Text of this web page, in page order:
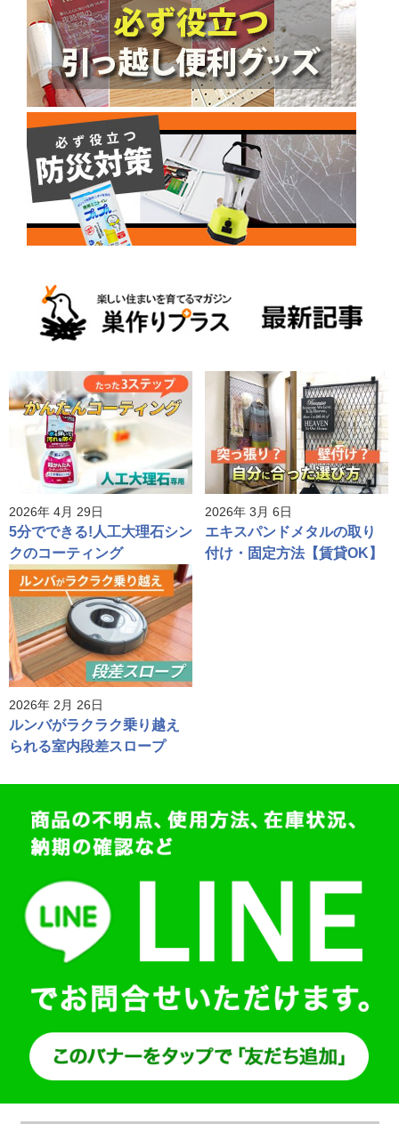
2026年 4月 29日
5分でできる!人工大理石シン
クのコーティング
2026年 3月 6日
エキスパンドメタルの取り
付け・固定方法【賃貸OK】
2026年 2月 26日
ルンバがラクラク乗り越え
られる室内段差スロープ